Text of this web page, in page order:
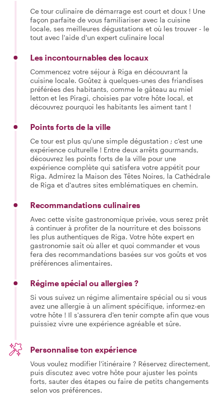
Ce tour culinaire de démarrage est court et doux ! Une
façon parfaite de vous familiariser avec la cuisine
locale, ses meilleures dégustations et où les trouver - le
tout avec l'aide d'un expert culinaire local
Les incontournables des locaux
Commencez votre séjour à Riga en découvrant la
cuisine locale. Goûtez à quelques-unes des friandises
préférées des habitants, comme le gâteau au miel
letton et les Piragi, choisies par votre hôte local, et
découvrez pourquoi les habitants les aiment tant !
Points forts de la ville
Ce tour est plus qu'une simple dégustation ; c'est une
expérience culturelle ! Entre deux arrêts gourmands,
découvrez les points forts de la ville pour une
expérience complète qui satisfera votre appétit pour
Riga. Admirez la Maison des Têtes Noires, la Cathédrale
de Riga et d'autres sites emblématiques en chemin.
Recommandations culinaires
Avec cette visite gastronomique privée, vous serez prêt
à continuer à profiter de la nourriture et des boissons
les plus authentiques de Riga. Votre hôte expert en
gastronomie sait où aller et quoi commander et vous
fera des recommandations basées sur vos goûts et vos
préférences alimentaires.
Régime spécial ou allergies ?
Si vous suivez un régime alimentaire spécial ou si vous
avez une allergie à un aliment spécifique, informez-en
votre hôte ! Il s'assurera d'en tenir compte afin que vous
puissiez vivre une expérience agréable et sûre.
Personnalise ton expérience
Vous voulez modifier l'itinéraire ? Réservez directement,
puis discutez avec votre hôte pour ajuster les points
forts, sauter des étapes ou faire de petits changements
selon vos préférences.